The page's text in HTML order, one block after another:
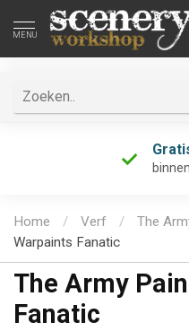
MENU
én
Home / Verf / The
Warpaints Fanatic
The Army
Fanatic